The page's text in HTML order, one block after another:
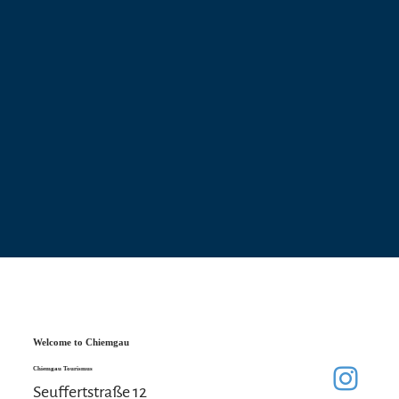
Welcome to Chiemgau
Chiemgau Tourismus
Seuffertstraße 12